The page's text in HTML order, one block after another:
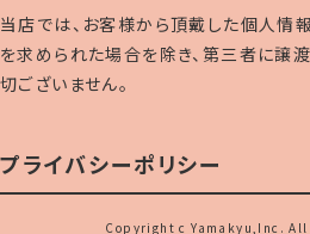
当店では、お客様から頂戴した個人情
を求められた場合を除き、第三者に譲
切ございません。
プライバシーポリシー
Copyright c Yamakyu,Inc. All